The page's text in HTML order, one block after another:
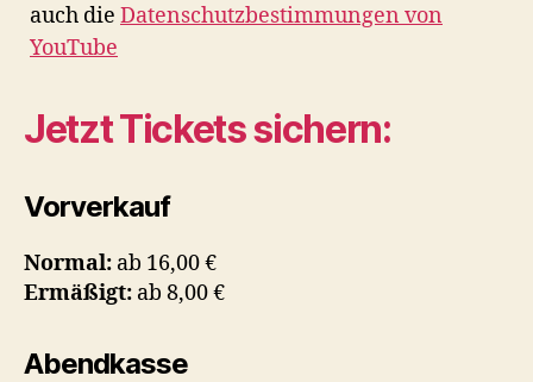
auch die Datenschutzbestimmungen von
YouTube
Jetzt Tickets sichern:
Vorverkauf
Normal: ab 16,00 €
Ermäßigt: ab 8,00 €
Abendkasse